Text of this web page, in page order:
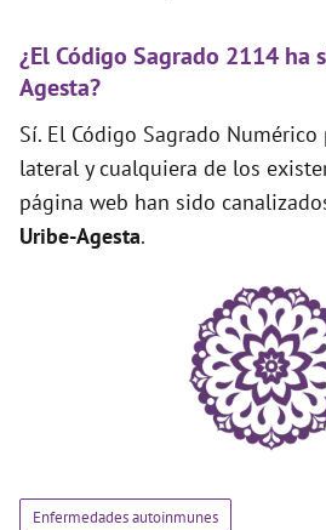
¿El Código Sagrado 2114 ha
Agesta?
Sí. El Código Sagrado
lateral y cualquiera de los
página web han sido
Uribe-Agesta.
Enfermedades autoinmunes